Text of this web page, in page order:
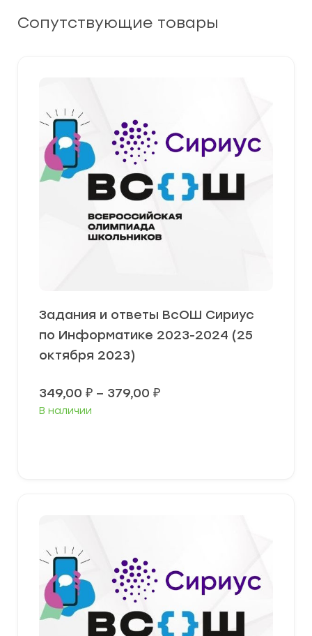
Сопутствующие товары
Задания и ответы ВсОШ Сириус
по Информатике 2023-2024 (25
октября 2023)
349,00 ₽ – 379,00 ₽Диапазон
В наличии